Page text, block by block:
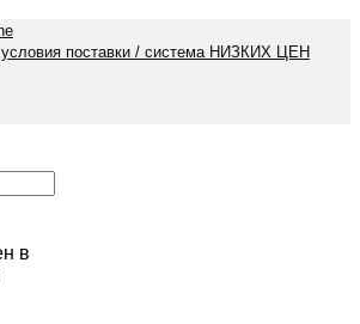
поставки / система НИЗКИХ ЦЕН
в